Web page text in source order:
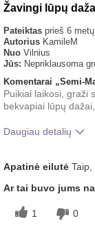
Žavingi lūpų
Pateiktas prieš 6 metų
Autorius KamileM
Nuo Vilnius
Jūs: Nepriklausoma
Komentarai „Semi-
Puikiai laikosi, graži
bekvapiai lūpų
Daugiau detalių
atspalvis?
Kaip įvertintumėte
prekių ženklais?
Apatinė eilutė
Ar tai buvo jums
1 0